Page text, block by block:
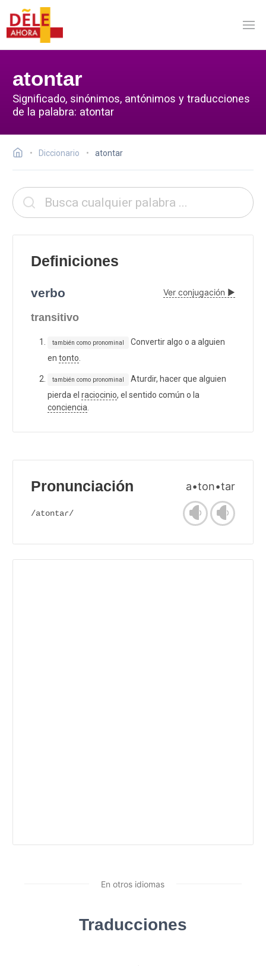
atontar
Significado, sinónimos, antónimos y traducciones
de la palabra: atontar
Diccionario atontar
Definiciones
verbo Ver conjugación ▶
transitivo
también como pronominal
Convertir algo o a alguien
en tonto
también como pronominal
Aturdir, hacer que alguien
pierda el raciocinio, el sentido común o la
conciencia
Pronunciación a•ton•tar
/atontaɾ/
En otros idiomas
Traducciones